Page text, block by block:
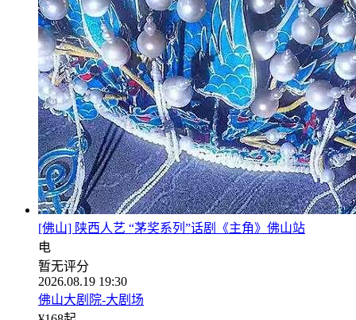
[佛山] 陕西人艺 “茅奖系列”话剧《主角》佛山站
电
暂无评分
2026.08.19 19:30
佛山大剧院-大剧场